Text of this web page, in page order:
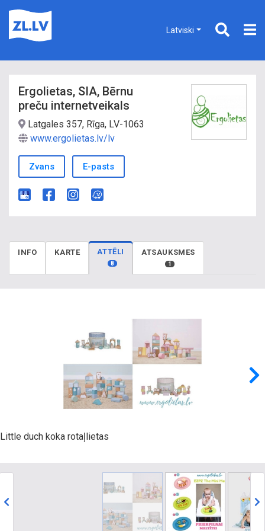
Latviski
Ergolietas, SIA, Bērnu
preču internetveikals
Latgales 357, Rīga, LV-1063
www.ergolietas.lv/lv
Zvans E-pasts
INFO KARTE ATTĒLI
8
ATSAUKSMES
1
Little duch koka rotaļlietas